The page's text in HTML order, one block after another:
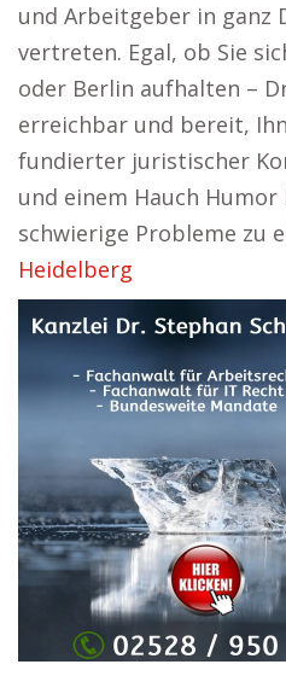
und Arbeitgeber in ganz
vertreten. Egal, ob Sie
oder Berlin aufhalten –
erreichbar und bereit,
fundierter juristischer
und einem Hauch
schwierige Probleme zu
Heidelberg